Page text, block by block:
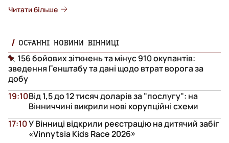
Читати більше
ОСТАННІ НОВИНИ ВІННИЦІ
156 бойових зіткнень та мінус 910 окупантів:
зведення Генштабу та дані щодо втрат ворога за
добу
Від 1,5 до 12 тисяч доларів за "послугу": на
Вінниччині викрили нові корупційні схеми
19:10
У Вінниці відкрили реєстрацію на дитячий забіг
«Vinnytsia Kids Race 2026»
17:10